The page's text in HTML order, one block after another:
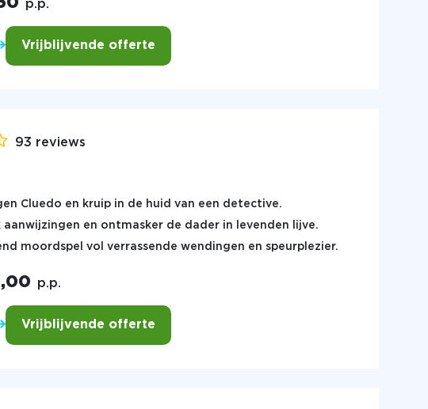
p.p.
Vrijblijvende offerte
93 reviews
Cluedo en kruip in de huid van een detective.
aanwijzingen en ontmasker de dader in levenden lijve.
moordspel vol verrassende wendingen en speurplezier.
p.p.
Vrijblijvende offerte